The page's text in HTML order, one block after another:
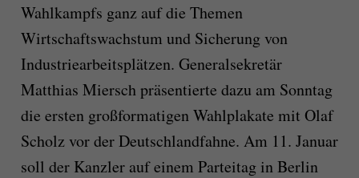
Wahlkampfs ganz auf die Themen
Wirtschaftswachstum und Sicherung von
Industriearbeitsplätzen. Generalsekretär
Matthias Miersch präsentierte dazu am Sonntag
die ersten großformatigen Wahlplakate mit Olaf
Scholz vor der Deutschlandfahne. Am 11. Januar
soll der Kanzler auf einem Parteitag in Berlin